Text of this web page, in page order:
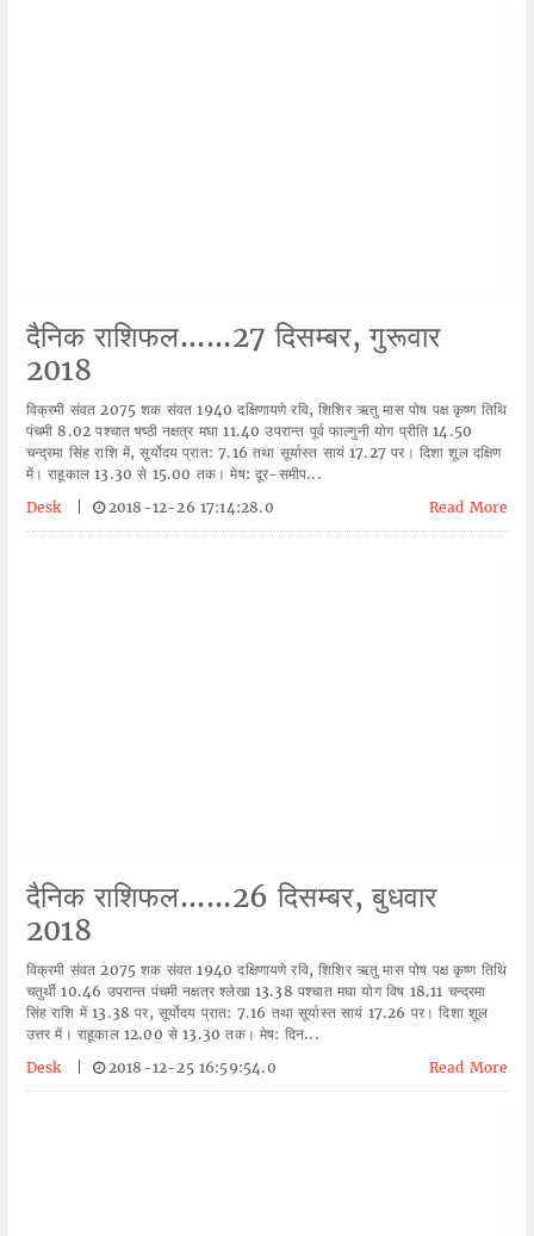
दैनिक राशिफल......27 दिसम्बर, गुरूवार
2018
विक्रमी संवत 2075 शक संवत 1940 दक्षिणायणे रवि, शिशिर ऋतु मास पोष पक्ष कृष्ण तिथि
पंचमी 8.02 पश्चात षष्ठी नक्षत्र मघा 11.40 उपरान्त पूर्व फाल्गुनी योग प्रीति 14.50
चन्द्रमा सिंह राशि में, सूर्योदय प्रात: 7.16 तथा सूर्यास्त सायं 17.27 पर। दिशा शूल दक्षिण
में। राहूकाल 13.30 से 15.00 तक। मेष: दूर-समीप...
Desk
2018-12-26 17:14:28.0 Read More
दैनिक राशिफल......26 दिसम्बर, बुधवार
2018
विक्रमी संवत 2075 शक संवत 1940 दक्षिणायणे रवि, शिशिर ऋतु मास पोष पक्ष कृष्ण तिथि
चतुर्थी 10.46 उपरान्त पंचमी नक्षत्र श्लेखा 13.38 पश्चात मघा योग विष 18.11 चन्द्रमा
सिंह राशि में 13.38 पर, सूर्योदय प्रात: 7.16 तथा सूर्यास्त सायं 17.26 पर। दिशा शूल
उत्तर में। राहूकाल 12.00 से 13.30 तक। मेष: दिन...
Desk
2018-12-25 16:59:54.0 Read More